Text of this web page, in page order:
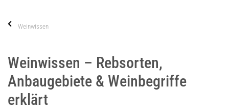
Weinwissen
Weinwissen – Rebsorten,
Anbaugebiete & Weinbegriffe
erklärt